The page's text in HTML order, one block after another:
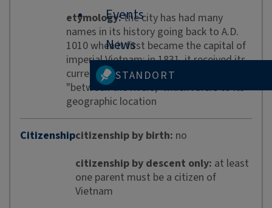
Events
News
STANDORT
etymology:the city has had many
names in its history going back to A.D.
1010 when it first became the capital of
imperial Vietnam; in 1831, it received its
current name of Ha Noi, meaning
"between the rivers," which refers to its
geographic location
Citizenshipcitizenship by birth: no
citizenship by descent only: at least
one parent must be a citizen of
Vietnam